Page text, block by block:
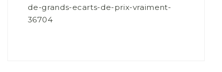
de-grands-ecarts-de-prix-vraiment-
36704